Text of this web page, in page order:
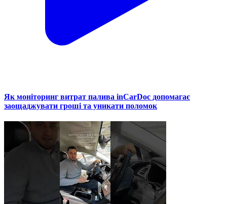
Як моніторинг витрат палива inCarDoc допомагає
заощаджувати гроші та уникати поломок